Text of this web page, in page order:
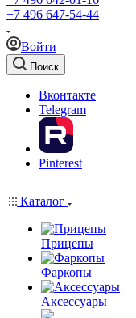
+7 496 647-54-44
Войти
Поиск
Вконтакте
Telegram
Pinterest
Каталог
Прицепы
Фаркопы
Аксессуары